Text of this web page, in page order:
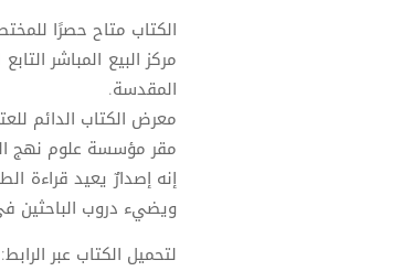
الكتاب متاح حصرًا
مركز البيع المباشر
المقدسة.
معرض الكتاب الدائم
مقر مؤسسة علوم نهج
إنه إصدارٌ يعيد قراءة
ويضيء دروب الباحثين
لتحميل الكتاب عبر الرابط: